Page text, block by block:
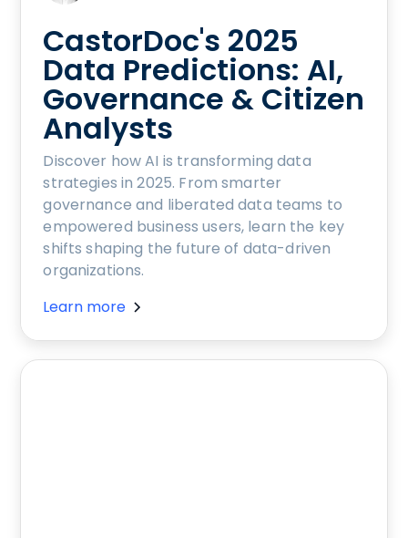
CastorDoc's 2025
Data Predictions: AI,
Governance & Citizen
Analysts
Discover how AI is transforming data
strategies in 2025. From smarter
governance and liberated data teams to
empowered business users, learn the key
shifts shaping the future of data-driven
organizations.
Learn more